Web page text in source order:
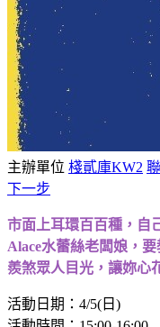
主辦單位 棧貳庫KW2
下一步
市面上耳環百百種，自
Alace水蕾絲老闆娘，
羨煞眾人目光，讓妳心
活動日期：4/5(日)